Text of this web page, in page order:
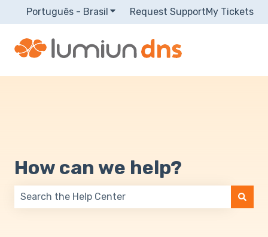
Português - Brasil Mostrar submenu para traduções
Request SupportMy Tickets
How can we help?